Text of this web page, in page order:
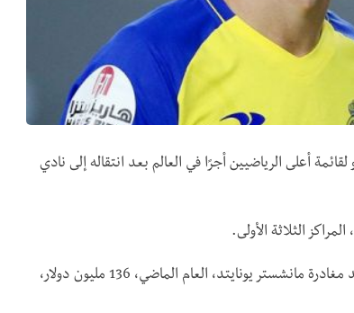
أعلى الرياضيين أجرًا في العالم بعد انتقاله إلى نادي
الثلاثة الأولى.
وجمع رونالدو، الذي انضم إلى النادي السعودي حتى 2025 بعد مغادرة مانشستر يونايتد، العام الماضي، 136 مليون دولار،